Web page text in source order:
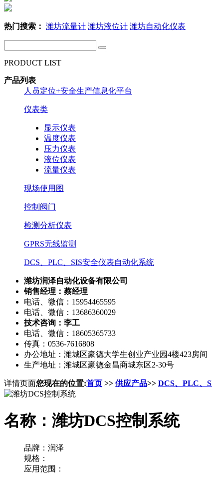
热门搜索： 潍坊流量计 潍坊液位计 潍坊自动化仪表
PRODUCT LIST
产品列表
人员定位+安全生产信息化平台
仪表类
显示仪表
温度仪表
压力仪表
液位仪表
流量仪表
现场使用图
控制阀门
检测分析仪表
GPRS无线监测
DCS、PLC、SIS安全仪表自动化系统
潍坊润泽自动化设备有限公司
销售经理：蔡经理
电话、微信：15954465595
电话、微信：13686360029
技术咨询：李工
电话、微信：18605365733
传真：0536-7616808
办公地址：潍城区豪德大学生创业产业园4楼423房间
生产地址：潍城区豪德金昌商城东区2-30号
详情页面您现在的位置:首页 >> 供应产品>> DCS、PLC、
名称：潍坊DCS控制系统
品牌：润泽
规格：
应用范围：